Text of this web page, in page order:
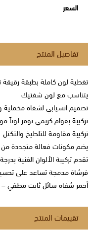
السعر
تفاصيل المنتج
تغطية لون كاملة بطبقة
يتناسب مع لون شفتيك
تصميم انسيابي لشفاه
تركيبة بقوام كريمي توفر لوناً
تركيبة مقاومة للتلطيخ والتكتل
يضم مكونات فعالة متجددة من
تقدم تركيبة الألوان الغنية
فرشاة مدمجة تساعد على
أحمر شفاه سائل ثابت مطفي – 230
تقييمات المنتج